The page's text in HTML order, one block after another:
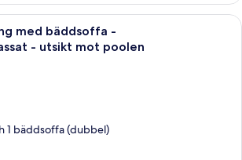
Ett sovrum med en stor säng, en
med bäddsoffa -
- utsikt mot poolen
1 bäddsoffa (dubbel)